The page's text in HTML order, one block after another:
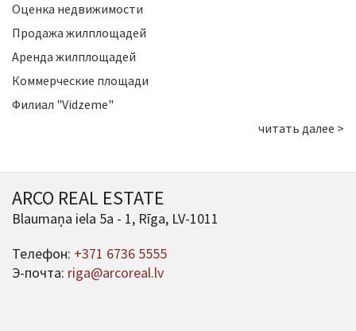
Оценка недвижимости
Продажа жилплощадей
Аренда жилплощадей
Коммерческие площади
Филиал "Vidzeme"
читать далее >
ARCO REAL ESTATE
Blaumaņa iela 5a - 1, Rīga, LV-1011
Телефон: +371 6736 5555
Э-почта: riga@arcoreal.lv